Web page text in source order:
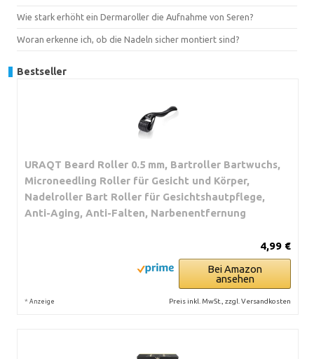
Wie stark erhöht ein Dermaroller die Aufnahme von Seren?
Woran erkenne ich, ob die Nadeln sicher montiert sind?
Bestseller
URAQT Beard Roller 0.5 mm, Bartroller Bartwuchs,
Microneedling Roller für Gesicht und Körper,
Nadelroller Bart Roller für Gesichtshautpflege,
Anti-Aging, Anti-Falten, Narbenentfernung
4,99 €
Bei Amazon
ansehen
* Anzeige Preis inkl. MwSt., zzgl. Versandkosten